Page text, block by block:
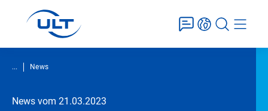
... News
News vom 21.03.2023